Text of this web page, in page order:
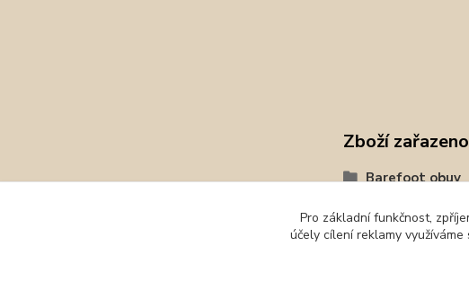
Zboží
Barefoot obuv
Protetika
Pro základní funkčnost,
účely cílení reklamy